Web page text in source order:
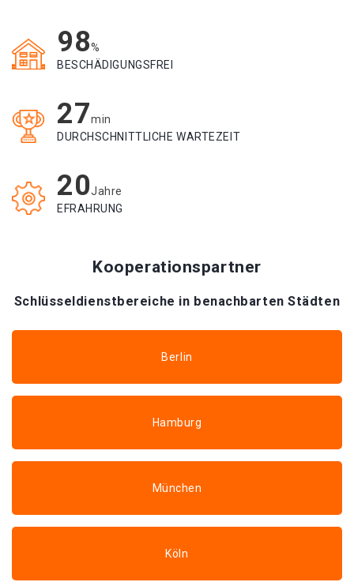
98%
BESCHÄDIGUNGSFREI
27min
DURCHSCHNITTLICHE WARTEZEIT
20Jahre
EFRAHRUNG
Kooperationspartner
Schlüsseldienstbereiche in benachbarten Städten
Berlin
Hamburg
München
Köln